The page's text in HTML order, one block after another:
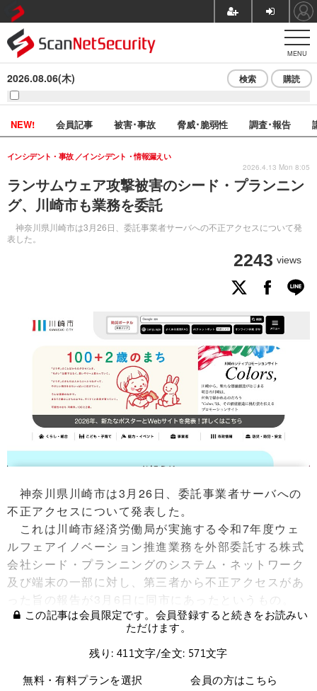
MENU
2026.08.06(木) 検索 購読
NEW! 会員記事 被害･事故 脅威･脆弱性 調査･報告
ランサムウェア攻撃被害のシード・プランニン
グ、川崎市も業務を委託
神奈川県川崎市は3月26日、委託事業者サーバへの不正アクセスについて発
表した。
インシデント・事故 インシデント・情報漏えい
2243 views
2026.4.13 Mon 8:05
神奈川県川崎市は3月26日、委託事業者サーバへの
不正アクセスについて発表した。
これは川崎市経済労働局が実施する令和7年度ウェ
ルフェアイノベーション推進業務を外部委託する株式
会社シード・プランニングのシステム・ネットワーク
及び端末の一部に対し、第三者から不正アクセスがあ
った旨の報告が3月6日に同市にあったというもの。
この記事は会員限定です。会員登録すると続きをお読みい
ただけます。
残り: 411文字/全文: 571文字
無料・有料プランを選択
会員の方はこちら